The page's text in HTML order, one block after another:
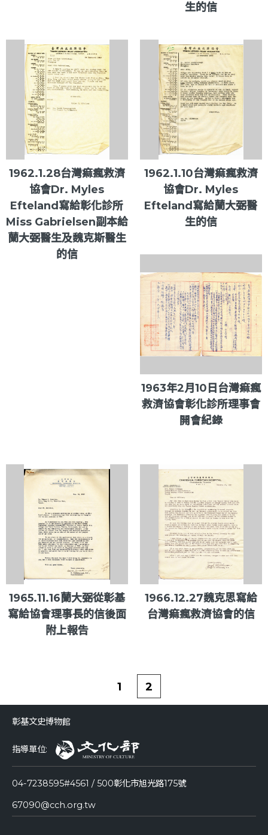
生的信
1962.1.28台灣痲瘋救濟
協會Dr. Myles
Efteland寫給彰化診所
Miss Gabrielsen副本給
蘭大弼醫生及魏克斯醫生
的信
1962.1.10台灣痲瘋救濟
協會Dr. Myles
Efteland寫給蘭大弼醫
生的信
1963年2月10日台灣痲瘋
救濟協會彰化診所理事會
開會紀錄
1965.11.16蘭大弼從彰基
寫給協會理事長的信後面
附上報告
1966.12.27魏克思寫給
台灣痲瘋救濟協會的信
1 2
彰基文史博物館
指導單位:
04-7238595#4561 / 500彰化市旭光路175號
67090@cch.org.tw